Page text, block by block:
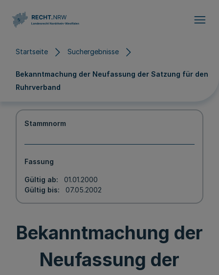
Startseite Suchergebnisse
Bekanntmachung der Neufassung der Satzung für den
Ruhrverband
Stammnorm
Fassung
Gültig ab
01.01.2000
Gültig bis
07.05.2002
Bekanntmachung der
Neufassung der